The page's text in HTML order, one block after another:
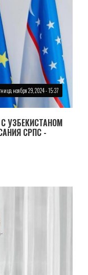
ноября 29, 2024 - 15:37
УЗБЕКИСТАНОМ
СРПС -